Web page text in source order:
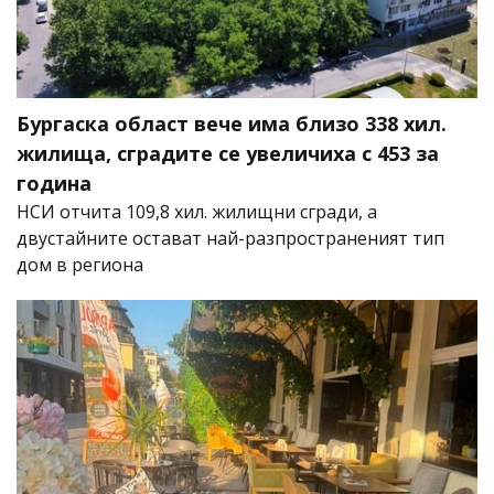
Бургаска област вече има близо 338 хил.
жилища, сградите се увеличиха с 453 за
година
НСИ отчита 109,8 хил. жилищни сгради, а
двустайните остават най-разпространеният тип
дом в региона